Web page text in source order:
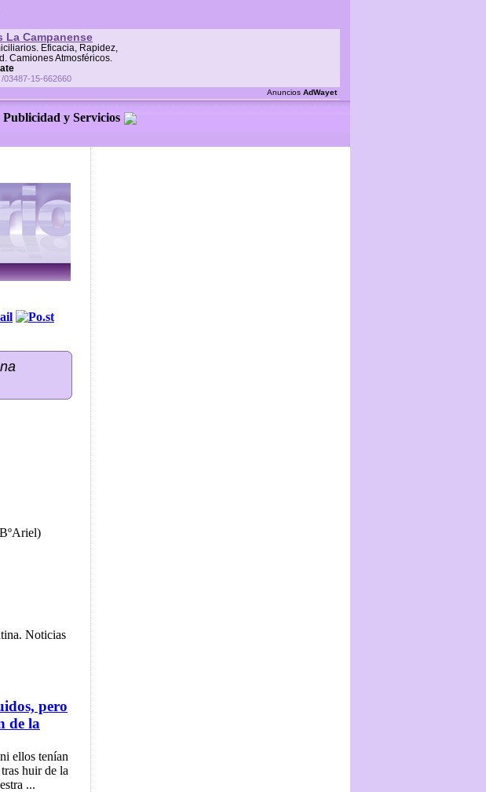
La Campanense
Eficacia, Rapidez,
Camiones Atmosféricos.
03487-15-662660
Anuncios AdWayet
Publicidad y Servicios
pero
de la
ellos tenían
huir de la
...